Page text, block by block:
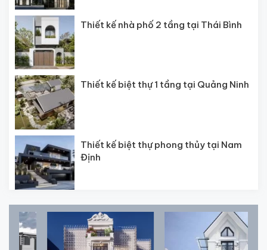
Thiết kế nhà phố 2 tầng tại Thái Bình
Thiết kế biệt thự 1 tầng tại Quảng Ninh
Thiết kế biệt thự phong thủy tại Nam
Định